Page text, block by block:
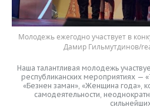
Молодежь ежегодно участвует в
Дамир Гильмутдинов/
Наша талантливая молодежь
республиканских мероприятиях —
«Безнен заман», «Женщина года»,
самодеятельности,